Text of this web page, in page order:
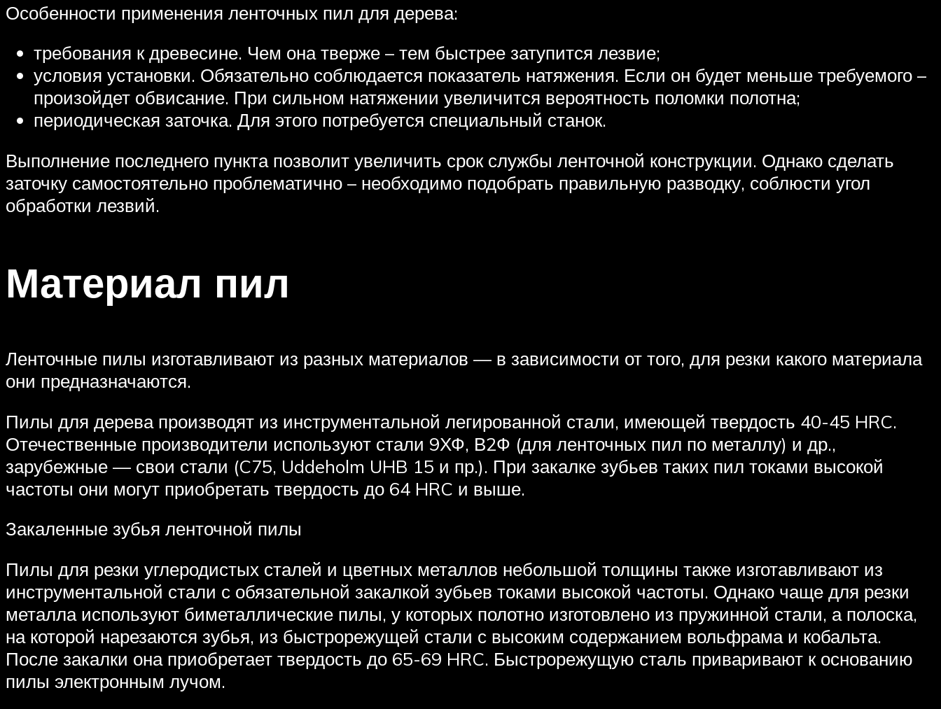
Особенности применения ленточных пил для дерева:
требования к древесине. Чем она тверже – тем быстрее затупится лезвие;
условия установки. Обязательно соблюдается показатель натяжения. Если он будет меньше требуемого –
произойдет обвисание. При сильном натяжении увеличится вероятность поломки полотна;
периодическая заточка. Для этого потребуется специальный станок.
Выполнение последнего пункта позволит увеличить срок службы ленточной конструкции. Однако сделать
заточку самостоятельно проблематично – необходимо подобрать правильную разводку, соблюсти угол
обработки лезвий.
Материал пил
Ленточные пилы изготавливают из разных материалов — в зависимости от того, для резки какого материала
они предназначаются.
Пилы для дерева производят из инструментальной легированной стали, имеющей твердость 40-45 HRC.
Отечественные производители используют стали 9ХФ, В2Ф (для ленточных пил по металлу) и др.,
зарубежные — свои стали (C75, Uddeholm UHB 15 и пр.). При закалке зубьев таких пил токами высокой
частоты они могут приобретать твердость до 64 HRC и выше.
Закаленные зубья ленточной пилы
Пилы для резки углеродистых сталей и цветных металлов небольшой толщины также изготавливают из
инструментальной стали с обязательной закалкой зубьев токами высокой частоты. Однако чаще для резки
металла используют биметаллические пилы, у которых полотно изготовлено из пружинной стали, а полоска,
на которой нарезаются зубья, из быстрорежущей стали с высоким содержанием вольфрама и кобальта.
После закалки она приобретает твердость до 65-69 HRC. Быстрорежущую сталь приваривают к основанию
пилы электронным лучом.